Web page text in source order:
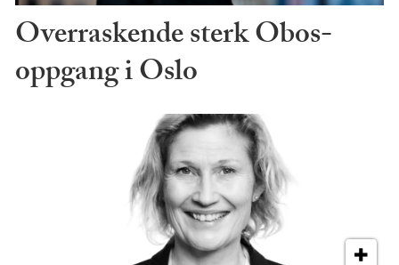
Overraskende sterk Obos-
oppgang i Oslo